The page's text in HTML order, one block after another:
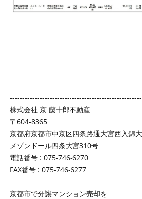
株式会社 京 藤十郎不動産
〒604-8365
京都府京都市中京区四条路通大宮西入錦
メゾンドール四条大宮310号
電話番号 : 075-746-6270
FAX番号 : 075-746-6277
京都市で分譲マンション売却を